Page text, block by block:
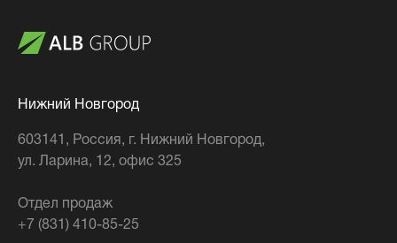
Нижний Новгород
603141 , Россия, г. Нижний Новгород,
ул. Ларина, 12, офис 325
Отдел продаж
+7 (831) 410-85-25